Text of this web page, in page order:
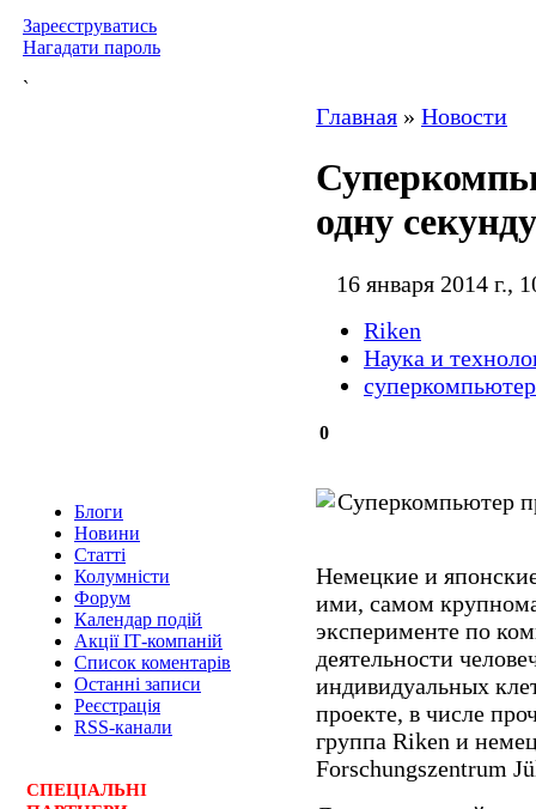
Зареєструватись
Нагадати пароль
`
Блоги
Новини
Статті
Колумністи
Форум
Календар подій
Акції ІТ-компаній
Список коментарів
Останні записи
Реєстрація
RSS-канали
СПЕЦІАЛЬНІ
Главная » Новости
одну
16 января 2014 г.,
Riken
Наука и
0
Немецкие и
ими, самом
эксперименте по
деятельности
индивидуальных
проекте, в числе
группа Riken и
Forschungszentrum